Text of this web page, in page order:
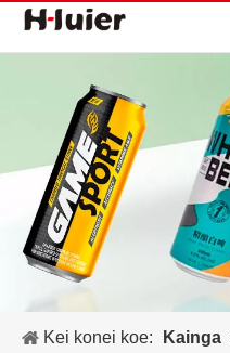
Kei konei koe: Kainga